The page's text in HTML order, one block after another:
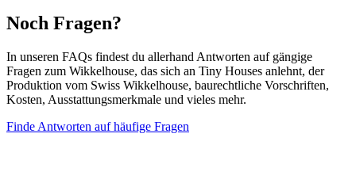
Noch Fragen?
In unseren FAQs findest du allerhand Antworten auf gängige
Fragen zum Wikkelhouse, das sich an Tiny Houses anlehnt, der
Produktion vom Swiss Wikkelhouse, baurechtliche Vorschriften,
Kosten, Ausstattungsmerkmale und vieles mehr.
Finde Antworten auf häufige Fragen